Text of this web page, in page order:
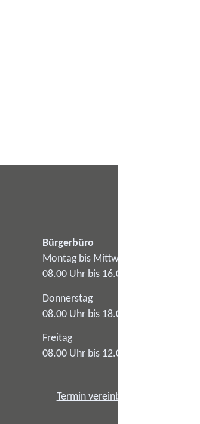
Bürgerbüro
Montag bis Mittwoch
08.00 Uhr bis 16.00 Uhr
Donnerstag
08.00 Uhr bis 18.00 Uhr
Freitag
08.00 Uhr bis 12.00 Uhr
Termin vereinbaren